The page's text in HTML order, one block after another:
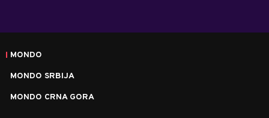
MONDO
MONDO SRBIJA
MONDO CRNA GORA